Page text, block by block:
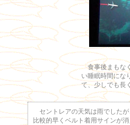
食事後まもな
い睡眠時間にな
て、少しでも長
セントレアの天気は雨でした
比較的早くベルト着用サインが